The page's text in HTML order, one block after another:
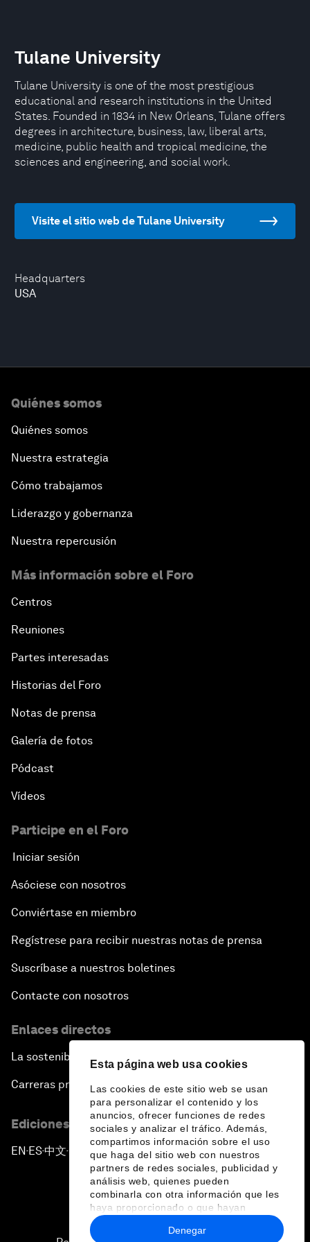
Esta página web usa cookies
Las cookies de este sitio web se usan
para personalizar el contenido y los
anuncios, ofrecer funciones de redes
sociales y analizar el tráfico. Además,
compartimos información sobre el uso
que haga del sitio web con nuestros
partners de redes sociales, publicidad y
análisis web, quienes pueden
combinarla con otra información que les
haya proporcionado o que hayan
recopilado a partir del uso que haya
hecho de sus servicios.
Denegar
Headquarters
USA
Tulane University
Tulane University is one of the most prestigious
educational and research institutions in the United
States. Founded in 1834 in New Orleans, Tulane offers
degrees in architecture, business, law, liberal arts,
medicine, public health and tropical medicine, the
sciences and engineering, and social work.
Visite el sitio web de Tulane University
Quiénes somos
Quiénes somos
Nuestra estrategia
Cómo trabajamos
Liderazgo y gobernanza
Nuestra repercusión
Más información sobre el Foro
Centros
Reuniones
Partes interesadas
Historias del Foro
Notas de prensa
Galería de fotos
Pódcast
Vídeos
Participe en el Foro
Iniciar sesión
Asóciese con nosotros
Conviértase en miembro
Regístrese para recibir nuestras notas de prensa
Suscríbase a nuestros boletines
Contacte con nosotros
Enlaces directos
La sostenibilidad en el Foro
Carreras profesionales
Ediciones en otros idiomas
EN ▪ES▪中文▪ 日本語